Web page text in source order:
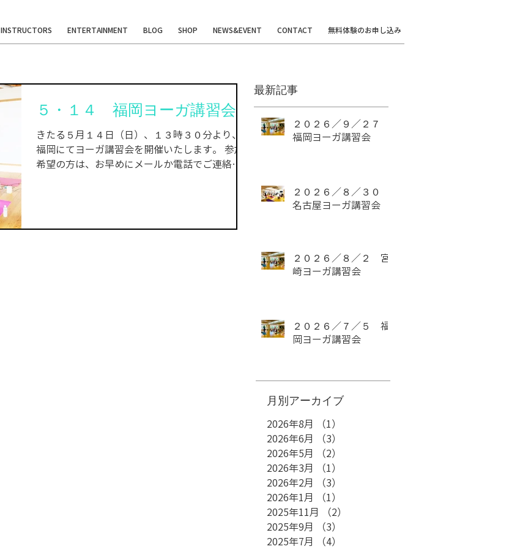
INSTRUCTORS ENTERTAINMENT BLOG SHOP NEWS&EVENT CONTACT 無料体験のお申し込み
５・１４ 福岡ヨーガ講習会
きたる５月１４日（日）、１３時３０分より、
福岡にてヨーガ講習会を開催いたします。 参加
希望の方は、お早めにメールか電話でご連絡く
最新記事
２０２６／９／２７
福岡ヨーガ講習会
２０２６／８／３０
名古屋ヨーガ講習会
２０２６／８／２ 宮
崎ヨーガ講習会
２０２６／７／５ 福
岡ヨーガ講習会
​月別アーカイブ
2026年8月 （1）
2026年6月
（3）
2026年5月
（2）
2026年3月
（1）
2026年2月
（3）
2026年1月
（1）
2025年11月
（2）
2025年9月
（3）
2025年7月
（4）